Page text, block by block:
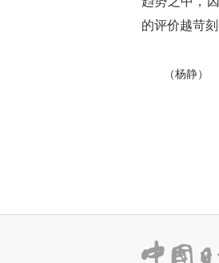
的评价越苛
（杨静）